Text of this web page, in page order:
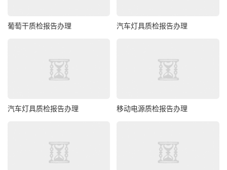
葡萄干质检报告办理 汽车灯具质检报告办理
汽车灯具质检报告办理 移动电源质检报告办理